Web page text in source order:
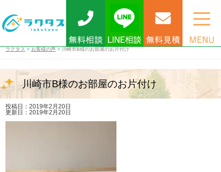
ラクタス > お客様の声 > 川崎市B様のお部屋のお片付け
川崎市B様のお部屋のお片付け
投稿日：2019年2月20日
更新日：2019年2月20日